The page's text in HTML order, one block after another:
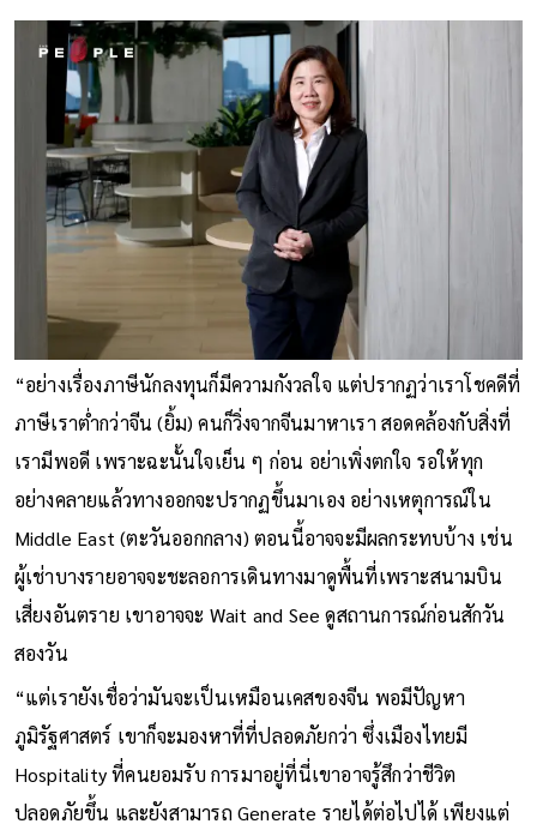
ไหน
“อย่างเรื่องภาษีนักลงทุนก็มีความกังวลใจ แต่ปรากฏว่าเราโชคดีที่
ภาษีเราต่ำกว่าจีน (ยิ้ม) คนก็วิ่งจากจีนมาหาเรา สอดคล้องกับสิ่งที่
เรามีพอดี เพราะฉะนั้นใจเย็น ๆ ก่อน อย่าเพิ่งตกใจ รอให้ทุก
อย่างคลายแล้วทางออกจะปรากฏขึ้นมาเอง อย่างเหตุการณ์ใน
Middle East (ตะวันออกกลาง) ตอนนี้อาจจะมีผลกระทบบ้าง เช่น
ผู้เช่าบางรายอาจจะชะลอการเดินทางมาดูพื้นที่เพราะสนามบิน
เสี่ยงอันตราย เขาอาจจะ Wait and See ดูสถานการณ์ก่อนสักวัน
สองวัน
“แต่เรายังเชื่อว่ามันจะเป็นเหมือนเคสของจีน พอมีปัญหา
ภูมิรัฐศาสตร์ เขาก็จะมองหาที่ที่ปลอดภัยกว่า ซึ่งเมืองไทยมี
Hospitality ที่คนยอมรับ การมาอยู่ที่นี่เขาอาจรู้สึกว่าชีวิต